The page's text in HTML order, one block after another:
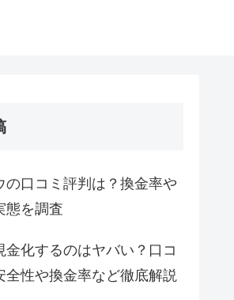
の口コミ評判は？換金率や
態を調査
金化するのはヤバい？口コ
全性や換金率など徹底解説